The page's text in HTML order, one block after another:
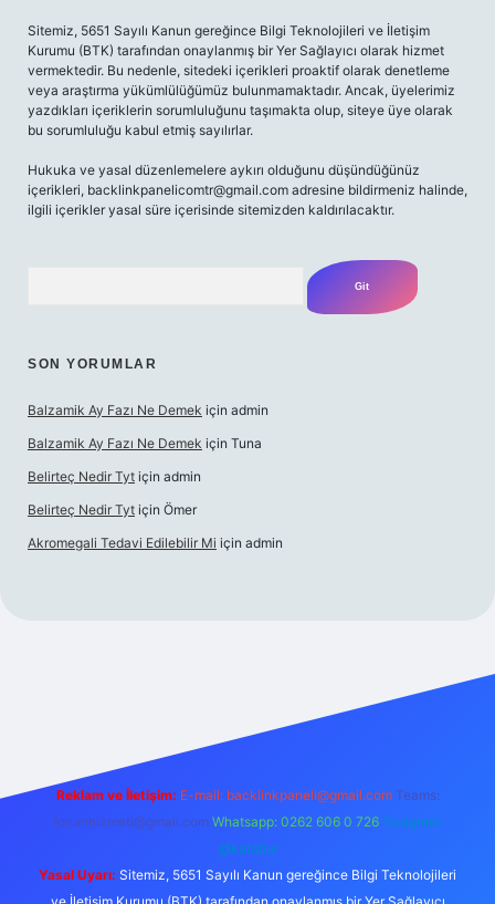
Sitemiz, 5651 Sayılı Kanun gereğince Bilgi Teknolojileri ve İletişim
Kurumu (BTK) tarafından onaylanmış bir Yer Sağlayıcı olarak hizmet
vermektedir. Bu nedenle, sitedeki içerikleri proaktif olarak denetleme
veya araştırma yükümlülüğümüz bulunmamaktadır. Ancak, üyelerimiz
yazdıkları içeriklerin sorumluluğunu taşımakta olup, siteye üye olarak
bu sorumluluğu kabul etmiş sayılırlar.
Hukuka ve yasal düzenlemelere aykırı olduğunu düşündüğünüz
içerikleri, backlinkpanelicomtr@gmail.com adresine bildirmeniz halinde,
ilgili içerikler yasal süre içerisinde sitemizden kaldırılacaktır.
SON YORUMLAR
Balzamik Ay Fazı Ne Demek için admin
Balzamik Ay Fazı Ne Demek için Tuna
Belirteç Nedir Tyt için admin
Belirteç Nedir Tyt için Ömer
Akromegali Tedavi Edilebilir Mi için admin
Reklam ve İletişim: E-mail: backlinkpaneli@gmail.com Teams:
forumhizmeti@gmail.com Whatsapp: 0262 606 0 726 Telegram:
@karabul
Yasal Uyarı: Sitemiz, 5651 Sayılı Kanun gereğince Bilgi Teknolojileri